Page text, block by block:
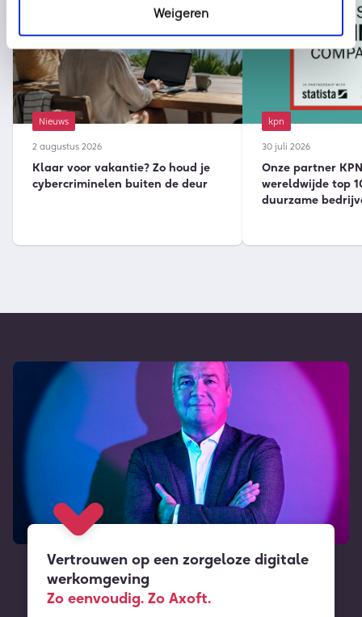
Weigeren
Nieuws
2 augustus 2026
Klaar voor vakantie? Zo houd je
cybercriminelen buiten de deur
kpn
30 juli 2026
Onze partner
wereldwijde top
duurzame
Vertrouwen op een zorgeloze digitale
werkomgeving
Zo eenvoudig. Zo Axoft.